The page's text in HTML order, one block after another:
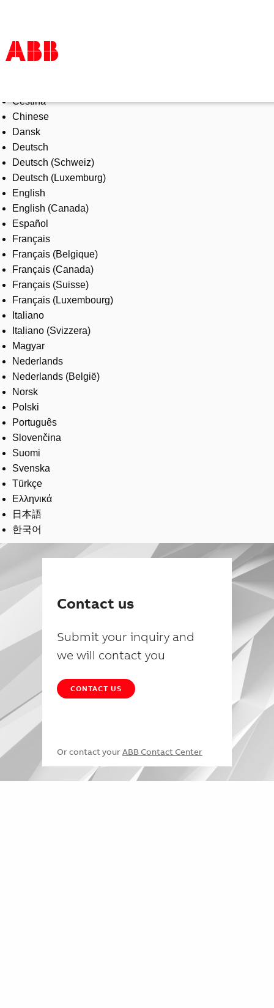
Products & Solutions
Industries
Services
About us
Where to buy
Contact us
Careers
Čeština
Chinese
Dansk
Deutsch
Deutsch (Schweiz)
Deutsch (Luxemburg)
English
English (Canada)
Español
Français
Français (Belgique)
Français (Canada)
Français (Suisse)
Français (Luxembourg)
Italiano
Italiano (Svizzera)
Magyar
Nederlands
Nederlands (België)
Norsk
Polski
Português
Slovenčina
Suomi
Svenska
Türkçe
Ελληνικά
日本語
한국어
Contact us
Submit your inquiry and
we will contact you
CONTACT US
Or contact your ABB Contact Center